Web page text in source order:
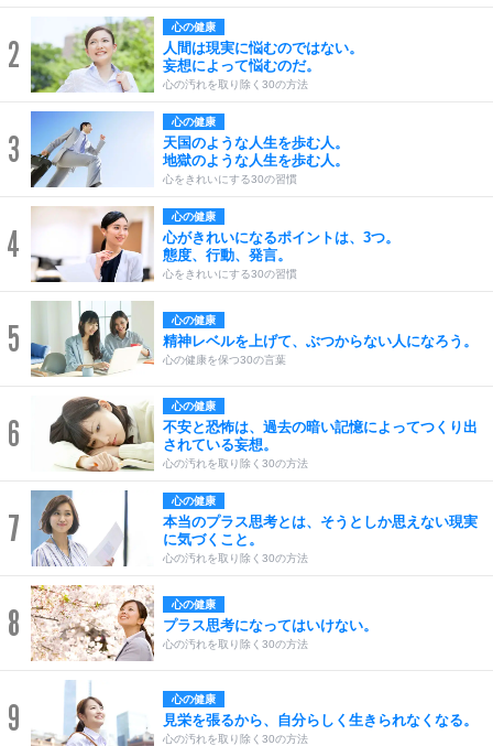
2
心の健康
人間は現実に悩むのではない。
妄想によって悩むのだ。
心の汚れを取り除く30の方法
3
心の健康
天国のような人生を歩む人。
地獄のような人生を歩む人。
心をきれいにする30の習慣
4
心の健康
心がきれいになるポイントは、3つ。
態度、行動、発言。
心をきれいにする30の習慣
5 心の健康
精神レベルを上げて、ぶつからない人になろう。
心の健康を保つ30の言葉
6
心の健康
不安と恐怖は、過去の暗い記憶によってつくり出
されている妄想。
心の汚れを取り除く30の方法
7
心の健康
本当のプラス思考とは、そうとしか思えない現実
に気づくこと。
心の汚れを取り除く30の方法
8 心の健康
プラス思考になってはいけない。
心の汚れを取り除く30の方法
9 心の健康
見栄を張るから、自分らしく生きられなくなる。
心の汚れを取り除く30の方法